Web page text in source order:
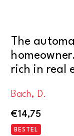
The
rich in real
Bach, D.
€14,75
BESTEL